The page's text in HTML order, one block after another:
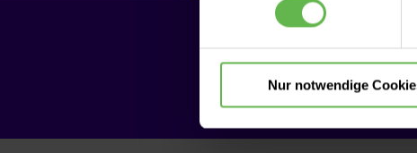
einzuwilligen. Ihre
Nur notwendige